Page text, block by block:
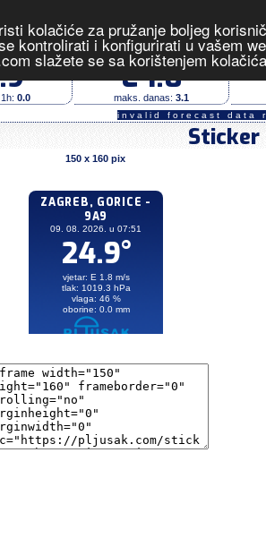
kolačiće za pružanje boljeg
kontrolirati i konfigurirati u vašem
slažete se sa korištenjem
Gorice - 9A9B- izmjerene
(°C)
0.0
vjetar (m/s)
E 1.8
maks. danas: 3.1
invalid forecast data
Sticker
150 x 160 pix